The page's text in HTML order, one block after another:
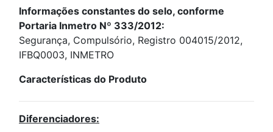
Informações constantes do selo, conforme
Portaria Inmetro Nº 333/2012:
Segurança, Compulsório, Registro 004015/2012,
IFBQ0003, INMETRO
Características do Produto
Diferenciadores: